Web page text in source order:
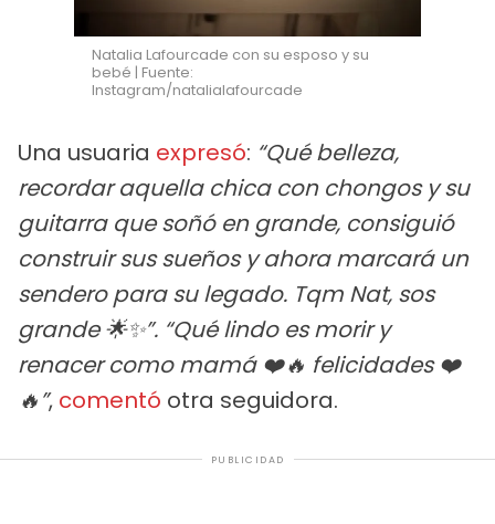
Natalia Lafourcade con su esposo y su
bebé | Fuente:
Instagram/natalialafourcade
Una usuaria expresó: “Qué belleza,
recordar aquella chica con chongos y su
guitarra que soñó en grande, consiguió
construir sus sueños y ahora marcará un
sendero para su legado. Tqm Nat, sos
grande 🌟✨”. “Qué lindo es morir y
renacer como mamá ❤️🔥 felicidades ❤️
🔥”, comentó otra seguidora.
PUBLICIDAD